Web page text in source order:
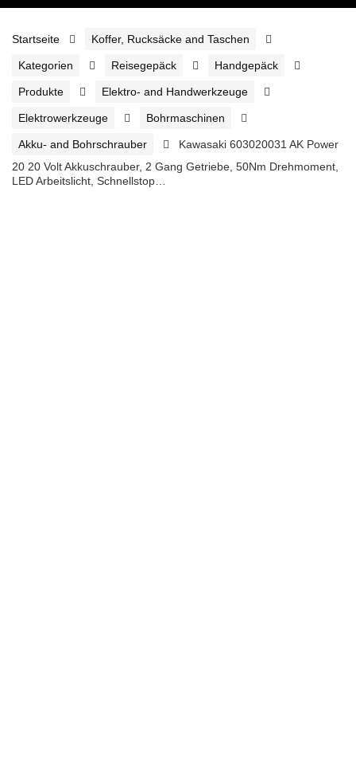
Startseite Koffer, Rucksäcke and Taschen
Kategorien Reisegepäck Handgepäck
Produkte Elektro- and Handwerkzeuge
Elektrowerkzeuge Bohrmaschinen
Akku- and Bohrschrauber
Kawasaki 603020031 AK Power
20 20 Volt Akkuschrauber, 2 Gang Getriebe, 50Nm Drehmoment,
LED Arbeitslicht, Schnellstop…